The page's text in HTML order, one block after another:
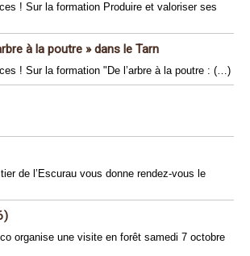
! Sur la formation Produire et valoriser ses
à la poutre » dans le Tarn
! Sur la formation "De l’arbre à la poutre : (…)
de l’Escurau vous donne rendez-vous le
organise une visite en forêt samedi 7 octobre